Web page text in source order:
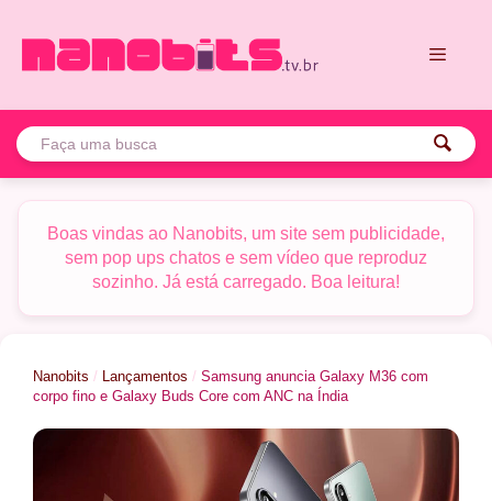
para
Boas vindas ao Nanobits, um site sem publicidade,
sem pop ups chatos e sem vídeo que reproduz
sozinho. Já está carregado. Boa leitura!
Nanobits / Lançamentos / Samsung anuncia Galaxy M36 com
corpo fino e Galaxy Buds Core com ANC na Índia